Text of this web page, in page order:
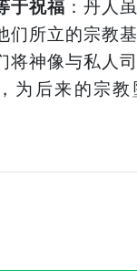
于祝福 ：丹人
们所立的宗教
将神像与私人
为后来的宗教